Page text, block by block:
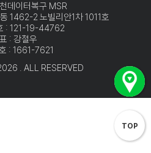
TOP
데이터복구 MSR
1462-2 노빌리안1차 1011호
: 121-19-44762
: 강철우
: 1661-7621
. ALL RESERVED